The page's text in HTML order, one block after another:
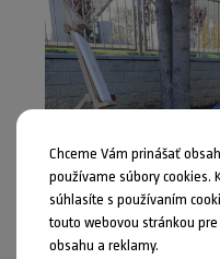
Chceme Vám prinášať
používame súbory cookies.
súhlasíte s používaním
touto webovou stránkou
obsahu a reklamy.